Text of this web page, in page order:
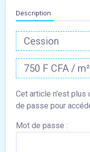
Description
Cession
750 F CFA / m²
Mot de passe :